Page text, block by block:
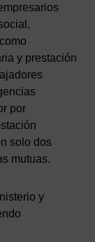
y prestación
por
solo dos
mutuas.
y